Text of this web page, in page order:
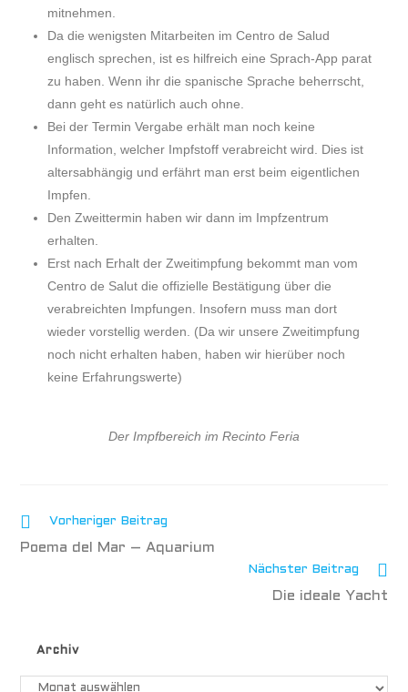
mitnehmen.
Da die wenigsten Mitarbeiten im Centro de Salud
englisch sprechen, ist es hilfreich eine Sprach-App parat
zu haben. Wenn ihr die spanische Sprache beherrscht,
dann geht es natürlich auch ohne.
Bei der Termin Vergabe erhält man noch keine
Information, welcher Impfstoff verabreicht wird. Dies ist
altersabhängig und erfährt man erst beim eigentlichen
Impfen.
Den Zweittermin haben wir dann im Impfzentrum
erhalten.
Erst nach Erhalt der Zweitimpfung bekommt man vom
Centro de Salut die offizielle Bestätigung über die
verabreichten Impfungen. Insofern muss man dort
wieder vorstellig werden. (Da wir unsere Zweitimpfung
noch nicht erhalten haben, haben wir hierüber noch
keine Erfahrungswerte)
Der Impfbereich im Recinto Feria
Vorheriger Beitrag
Poema del Mar – Aquarium
Nächster Beitrag
Die ideale Yacht
Archiv